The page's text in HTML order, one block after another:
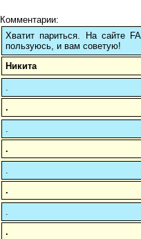
Комментарии:
Хватит париться. На сайте
пользуюсь, и вам советую!
Никита
.
.
.
.